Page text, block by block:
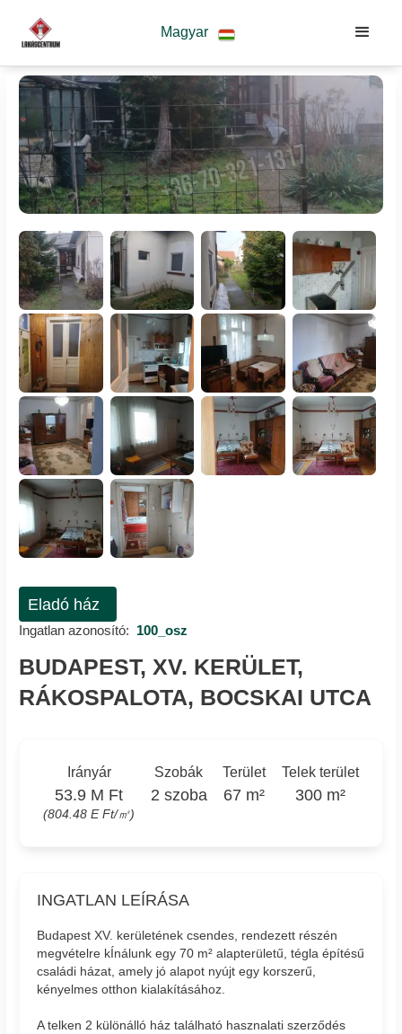
Magyar
Eladó ház
Ingatlan azonosító: 100_osz
BUDAPEST, XV. KERÜLET,
RÁKOSPALOTA, BOCSKAI UTCA
Irányár
53.9 M Ft
(804.48 E Ft/㎡)
Szobák
2 szoba
Terület
67 m²
Telek terület
300 m²
INGATLAN LEÍRÁSA
Budapest XV. kerületének csendes, rendezett részén
megvételre kÍnálunk egy 70 m² alapterületű, tégla építésű
családi házat, amely jó alapot nyújt egy korszerű,
kényelmes otthon kialakításához.
A telken 2 különálló ház található hasznalati szerződés